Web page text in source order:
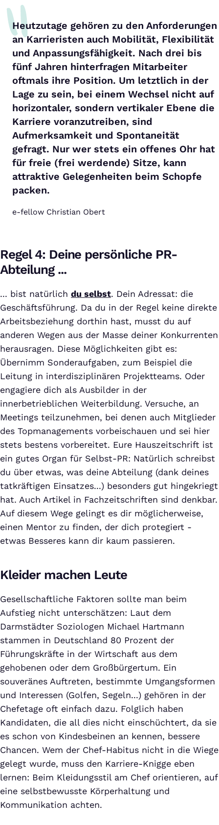
Heutzutage gehören zu den Anforderungen
an Karrieristen auch Mobilität, Flexibilität
und Anpassungsfähigkeit. Nach drei bis
fünf Jahren hinterfragen Mitarbeiter
oftmals ihre Position. Um letztlich in der
Lage zu sein, bei einem Wechsel nicht auf
horizontaler, sondern vertikaler Ebene die
Karriere voranzutreiben, sind
Aufmerksamkeit und Spontaneität
gefragt. Nur wer stets ein offenes Ohr hat
für freie (frei werdende) Sitze, kann
attraktive Gelegenheiten beim Schopfe
packen.
e-fellow Christian Obert
Regel 4: Deine persönliche PR-
Abteilung ...
... bist natürlich du selbst. Dein Adressat: die
Geschäftsführung. Da du in der Regel keine direkte
Arbeitsbeziehung dorthin hast, musst du auf
anderen Wegen aus der Masse deiner Konkurrenten
herausragen. Diese Möglichkeiten gibt es:
Übernimm Sonderaufgaben, zum Beispiel die
Leitung in interdisziplinären Projektteams. Oder
engagiere dich als Ausbilder in der
innerbetrieblichen Weiterbildung. Versuche, an
Meetings teilzunehmen, bei denen auch Mitglieder
des Topmanagements vorbeischauen und sei hier
stets bestens vorbereitet. Eure Hauszeitschrift ist
ein gutes Organ für Selbst-PR: Natürlich schreibst
du über etwas, was deine Abteilung (dank deines
tatkräftigen Einsatzes...) besonders gut hingekriegt
hat. Auch Artikel in Fachzeitschriften sind denkbar.
Auf diesem Wege gelingt es dir möglicherweise,
einen Mentor zu finden, der dich protegiert -
etwas Besseres kann dir kaum passieren.
Kleider machen Leute
Gesellschaftliche Faktoren sollte man beim
Aufstieg nicht unterschätzen: Laut dem
Darmstädter Soziologen Michael Hartmann
stammen in Deutschland 80 Prozent der
Führungskräfte in der Wirtschaft aus dem
gehobenen oder dem Großbürgertum. Ein
souveränes Auftreten, bestimmte Umgangsformen
und Interessen (Golfen, Segeln...) gehören in der
Chefetage oft einfach dazu. Folglich haben
Kandidaten, die all dies nicht einschüchtert, da sie
es schon von Kindesbeinen an kennen, bessere
Chancen. Wem der Chef-Habitus nicht in die Wiege
gelegt wurde, muss den Karriere-Knigge eben
lernen: Beim Kleidungsstil am Chef orientieren, auf
eine selbstbewusste Körperhaltung und
Kommunikation achten.